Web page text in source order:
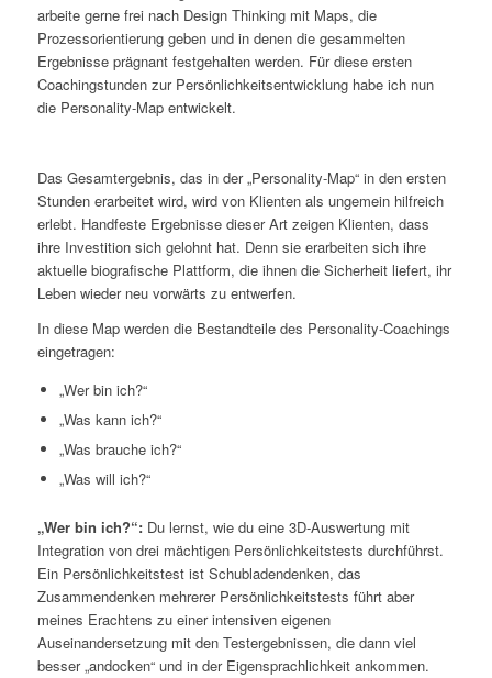
arbeite gerne frei nach Design Thinking mit Maps, die
Prozessorientierung geben und in denen die gesammelten
Ergebnisse prägnant festgehalten werden. Für diese ersten
Coachingstunden zur Persönlichkeitsentwicklung habe ich nun
die Personality-Map entwickelt.
Das Gesamtergebnis, das in der „Personality-Map“ in den ersten
Stunden erarbeitet wird, wird von Klienten als ungemein hilfreich
erlebt. Handfeste Ergebnisse dieser Art zeigen Klienten, dass
ihre Investition sich gelohnt hat. Denn sie erarbeiten sich ihre
aktuelle biografische Plattform, die ihnen die Sicherheit liefert, ihr
Leben wieder neu vorwärts zu entwerfen.
In diese Map werden die Bestandteile des Personality-Coachings
eingetragen:
„Wer bin ich?“
„Was kann ich?“
„Was brauche ich?“
„Was will ich?“
„Wer bin ich?“:Du lernst, wie du eine 3D-Auswertung mit
Integration von drei mächtigen Persönlichkeitstests durchführst.
Ein Persönlichkeitstest ist Schubladendenken, das
Zusammendenken mehrerer Persönlichkeitstests führt aber
meines Erachtens zu einer intensiven eigenen
Auseinandersetzung mit den Testergebnissen, die dann viel
besser „andocken“ und in der Eigensprachlichkeit ankommen.